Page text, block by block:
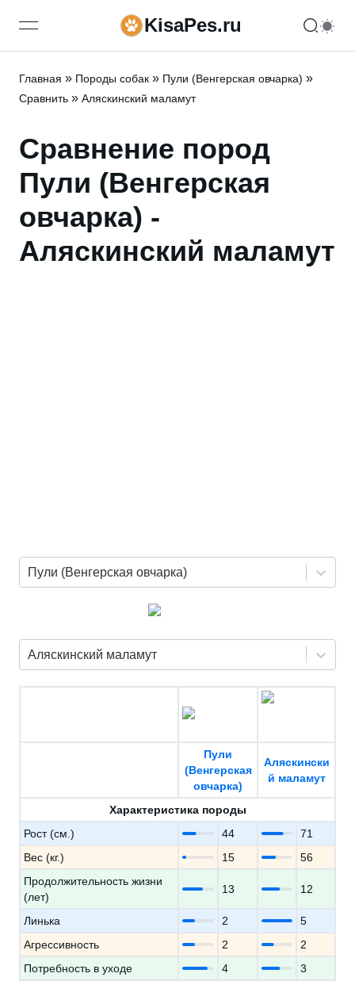
open navigation menuKisaPes.ru
Главная » Породы собак » Пули (Венгерская овчарка) »
Сравнить » Аляскинский маламут
Сравнение пород
Пули (Венгерская
овчарка) -
Аляскинский маламут
Пули (Венгерская овчарка)
Аляскинский маламут
Пули
(Венгерская
овчарка)
Аляскински
й маламут
Характеристика породы
Рост (см.)
44
71
Вес (кг.)
15
56
Продолжительность жизни
(лет)
13 12
Линька 2
5
Агрессивность
2
2
Потребность в уходе
4
3